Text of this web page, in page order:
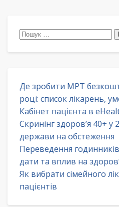
Пошук:
Де зробити МРТ
році: список лікарень,
Кабінет пацієнта в
Скринінг здоров’я 40+ у
держави на обстеження
Переведення годинників
дати та вплив на
Як вибрати сімейного
пацієнтів